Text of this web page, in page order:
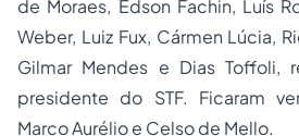
de Moraes, Edson Fachin, Luís
Weber, Luiz Fux, Cármen Lúcia,
Gilmar Mendes e Dias Toffoli,
presidente do STF. Ficaram
Marco Aurélio e Celso de Mello.